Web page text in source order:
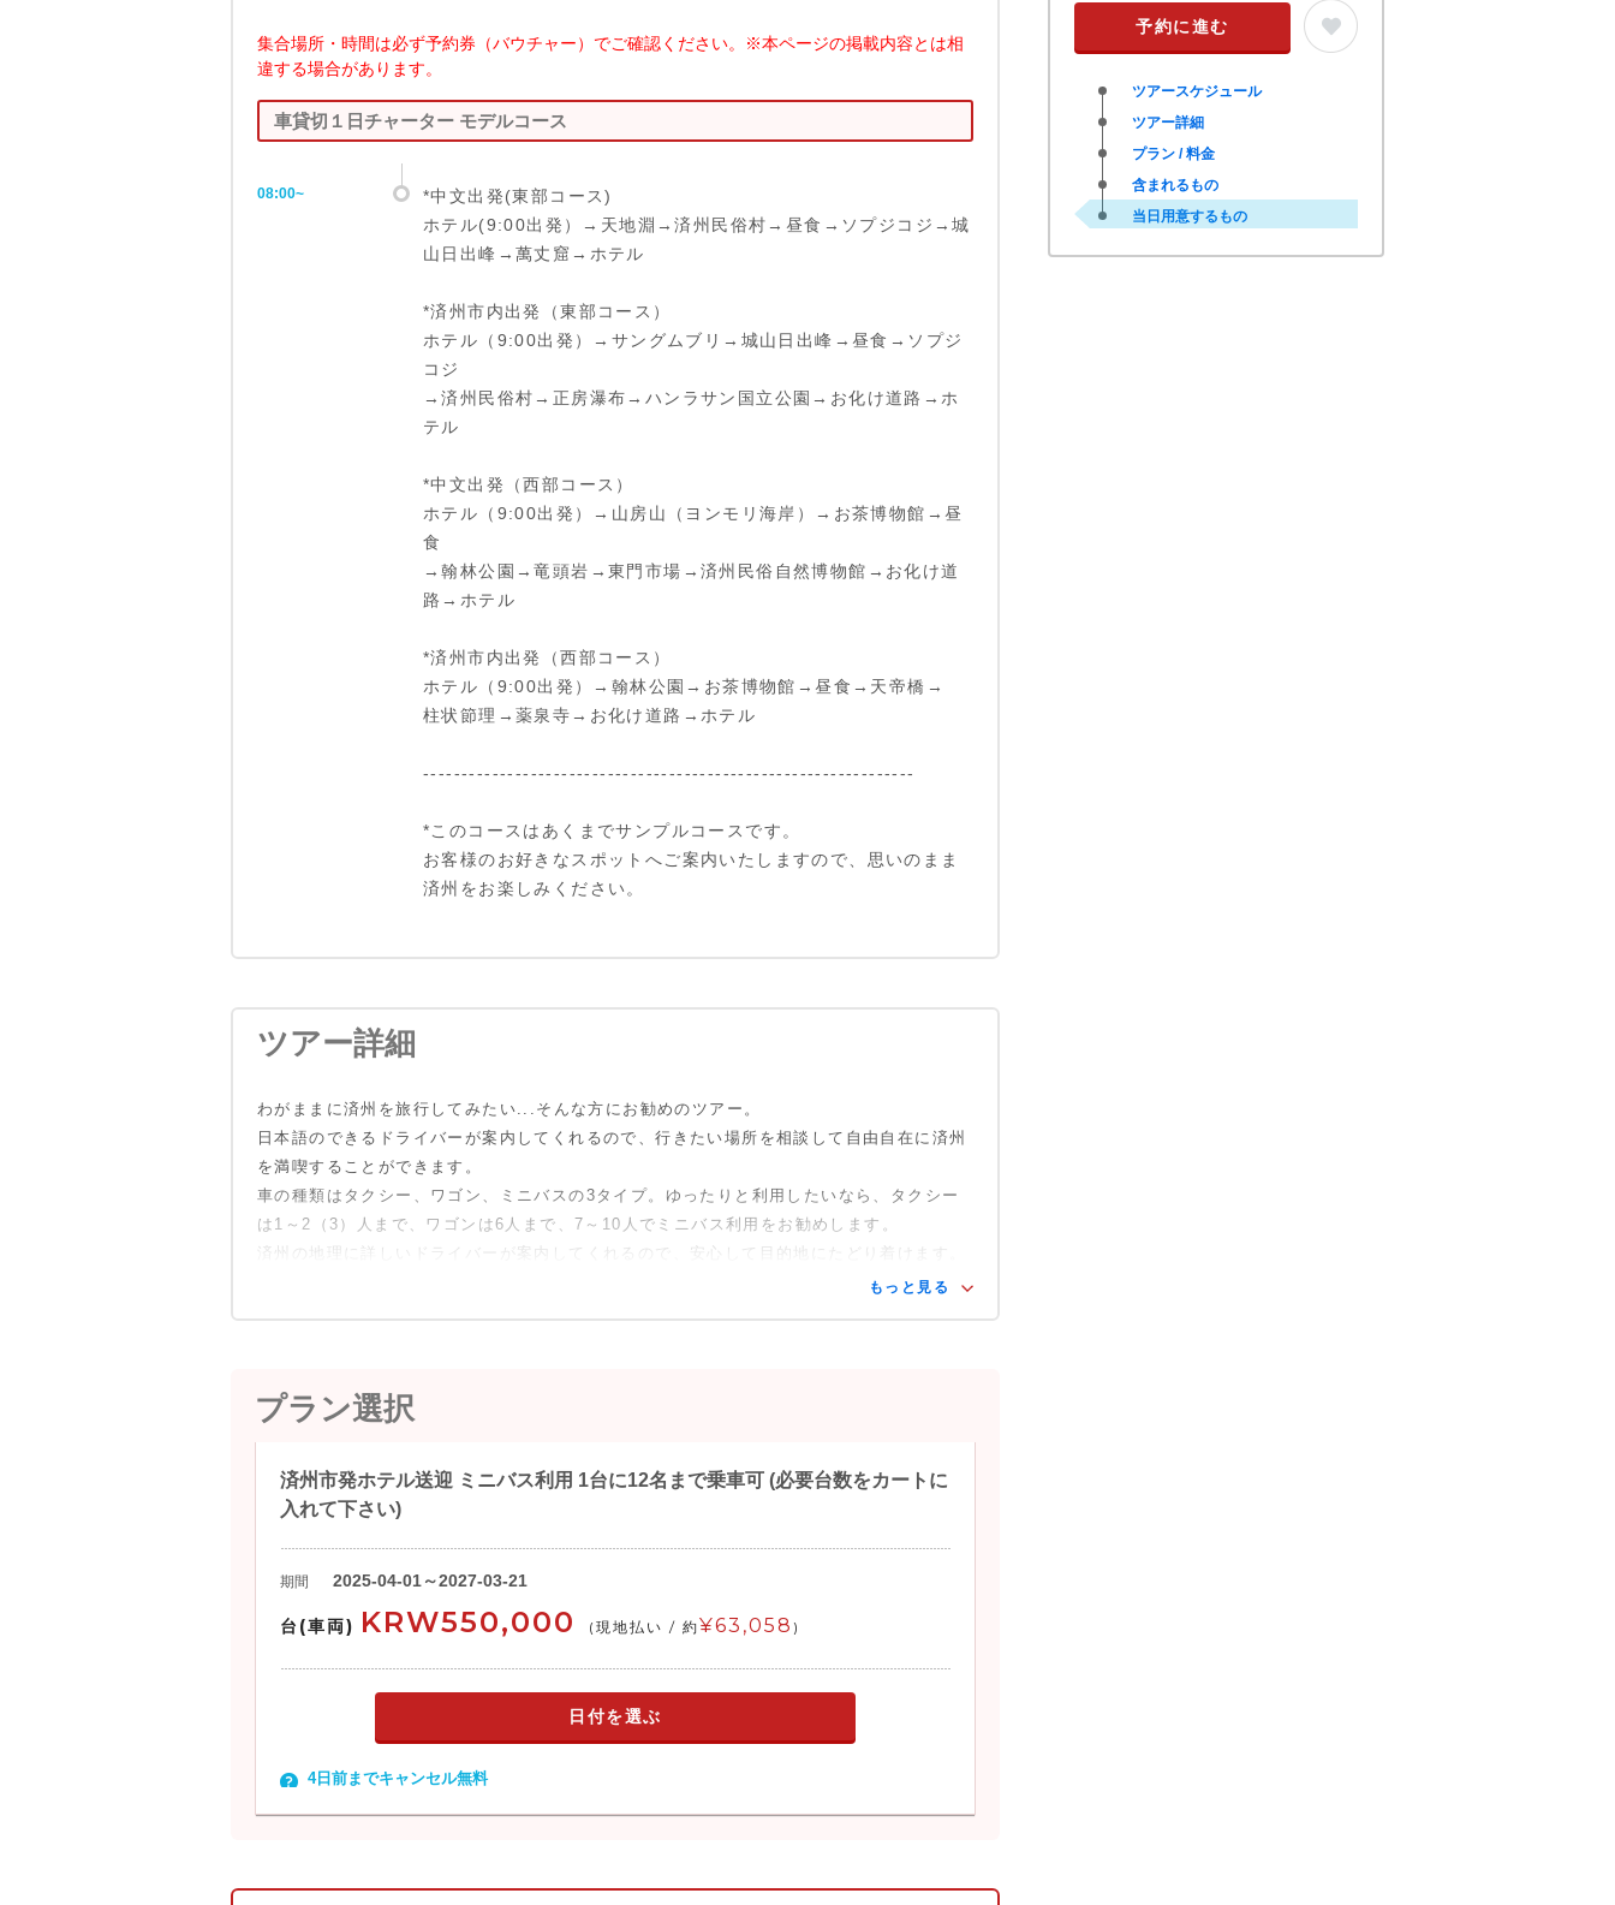
集合場所・時間は必ず予約券（バウチャー）でご確認ください。※本ページの掲載内容とは相
違する場合があります。
車貸切１日チャーター モデルコース
08:00~
*中文出発(東部コース)
ホテル(9:00出発）→天地淵→済州民俗村→昼食→ソプジコジ→城
山日出峰→萬丈窟→ホテル
*済州市内出発（東部コース）
ホテル（9:00出発）→サングムブリ→城山日出峰→昼食→ソプジ
コジ
→済州民俗村→正房瀑布→ハンラサン国立公園→お化け道路→ホ
テル
*中文出発（西部コース）
ホテル（9:00出発）→山房山（ヨンモリ海岸）→お茶博物館→昼
食
→翰林公園→竜頭岩→東門市場→済州民俗自然博物館→お化け道
路→ホテル
*済州市内出発（西部コース）
ホテル（9:00出発）→翰林公園→お茶博物館→昼食→天帝橋→
柱状節理→薬泉寺→お化け道路→ホテル
----------------------------------------------------------------
*このコースはあくまでサンプルコースです。
お客様のお好きなスポットへご案内いたしますので、思いのまま
済州をお楽しみください。
ツアー詳細
わがままに済州を旅行してみたい...そんな方にお勧めのツアー。
日本語のできるドライバーが案内してくれるので、行きたい場所を相談して自由自在に済州
を満喫することができます。
車の種類はタクシー、ワゴン、ミニバスの3タイプ。ゆったりと利用したいなら、タクシー
は1～2（3）人まで、ワゴンは6人まで、7～10人でミニバス利用をお勧めします。
済州の地理に詳しいドライバーが案内してくれるので、安心して目的地にたどり着けます。
もっと見る
プラン選択
済州市発ホテル送迎 ミニバス利用 1台に12名まで乗車可 (必要台数をカートに
入れて下さい)
期間 2025-04-01～2027-03-21
台(車両) KRW550,000 (現地払い / 約¥63,058 )
日付を選ぶ
4日前までキャンセル無料
予約に進む
ツアースケジュール
ツアー詳細
プラン / 料金
含まれるもの
当日用意するもの